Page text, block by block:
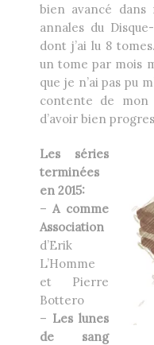
bien avancé
annales du
dont j’ai lu 8
un tome par mois
que je n’ai pas pu
contente de mon
d’avoir bien
Les séries
terminées
en 2015:
–A comme
Association
d’Erik
L’Homme
et Pierre
Bottero
– Les lunes
de sang